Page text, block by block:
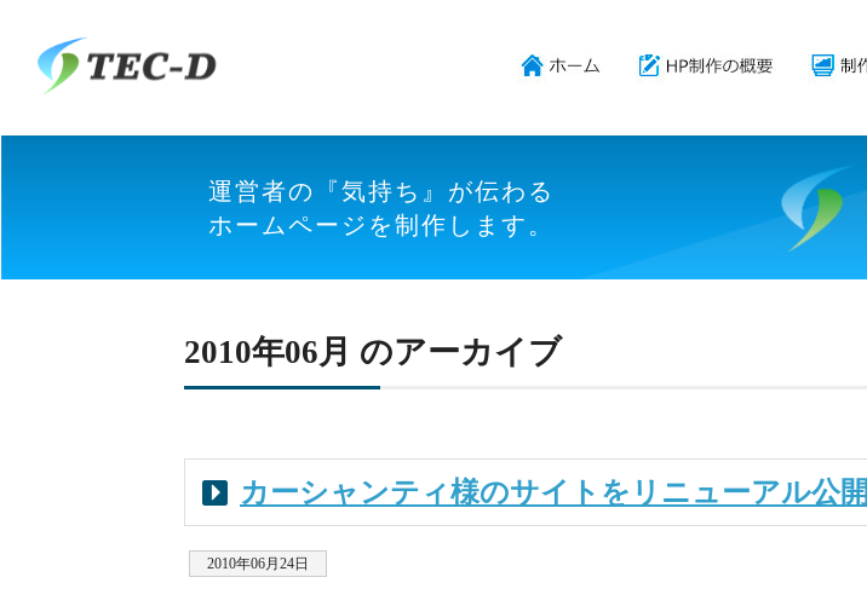
運営者の『気持ち』が伝わる
ホームページを制作します。
2010年06月 のアーカイブ
カーシャンティ様のサイトをリニューアル公開
2010年06月24日